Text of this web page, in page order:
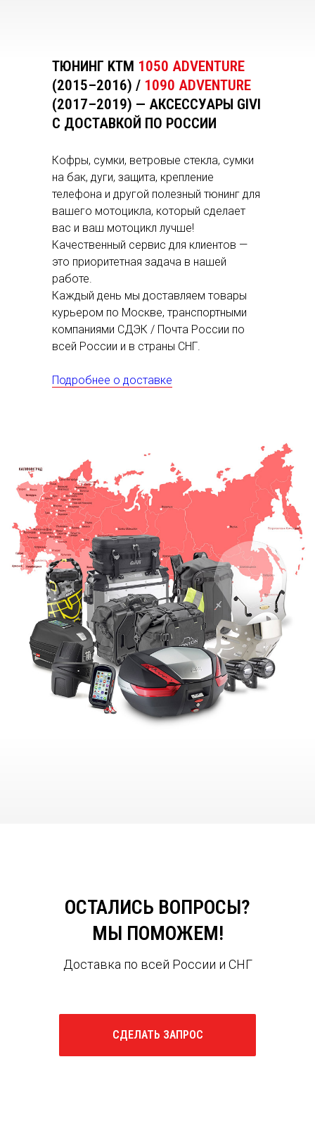
ТЮНИНГ KTM 1050 ADVENTURE
(2015–2016) / 1090 ADVENTURE
(2017–2019) — АКСЕССУАРЫ GIVI
С ДОСТАВКОЙ ПО РОССИИ
Кофры, сумки, ветровые стекла, сумки
на бак, дуги, защита, крепление
телефона и другой полезный тюнинг для
вашего мотоцикла, который сделает
вас и ваш мотоцикл лучше!
Качественный сервис для клиентов —
это приоритетная задача в нашей
работе.
Каждый день мы доставляем товары
курьером по Москве, транспортными
компаниями СДЭК / Почта России по
всей России и в страны СНГ.
Подробнее о доставке
СДЕЛАТЬ ЗАПРОС
Доставка по всей России и СНГ
ОСТАЛИСЬ ВОПРОСЫ?
МЫ ПОМОЖЕМ!